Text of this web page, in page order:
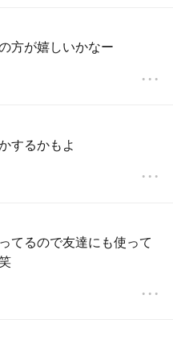
方が嬉しいかなー
...
するかもよ
...
てるので友達にも使って
...